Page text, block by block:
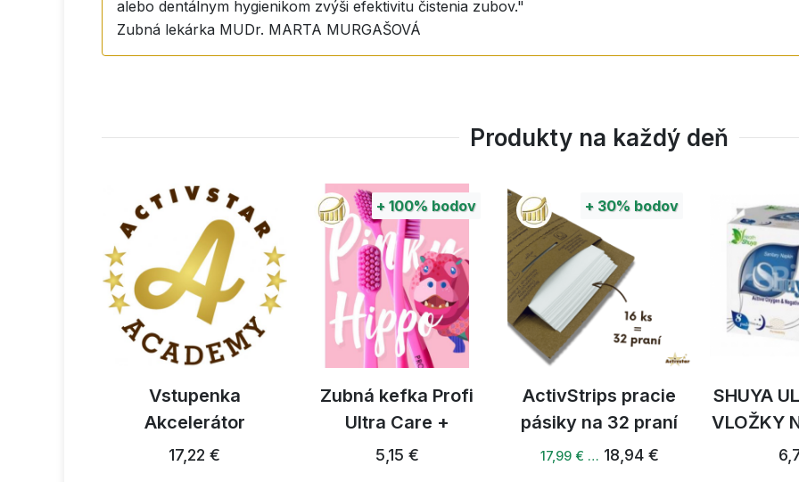
alebo dentálnym hygienikom zvýši efektivitu čistenia zubov."
Zubná lekárka MUDr. MARTA MURGAŠOVÁ
Produkty na každý deň
Vstupenka
Akcelerátor
17,22 €
+ 100%bodov
Zubná kefka Profi
Ultra Care +
5,15 €
+ 30% bodov
ActivStrips pracie
pásiky na 32 praní
17,99 € … 18,94 €
SHUYA
VLOŽKY